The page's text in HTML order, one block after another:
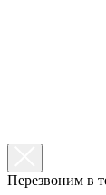
Перезвоним в